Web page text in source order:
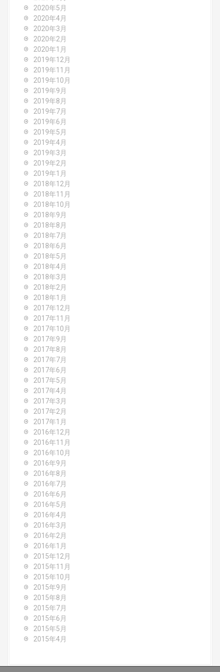
2020年5月
2020年4月
2020年3月
2020年2月
2020年1月
2019年12月
2019年11月
2019年10月
2019年9月
2019年8月
2019年7月
2019年6月
2019年5月
2019年4月
2019年3月
2019年2月
2019年1月
2018年12月
2018年11月
2018年10月
2018年9月
2018年8月
2018年7月
2018年6月
2018年5月
2018年4月
2018年3月
2018年2月
2018年1月
2017年12月
2017年11月
2017年10月
2017年9月
2017年8月
2017年7月
2017年6月
2017年5月
2017年4月
2017年3月
2017年2月
2017年1月
2016年12月
2016年11月
2016年10月
2016年9月
2016年8月
2016年7月
2016年6月
2016年5月
2016年4月
2016年3月
2016年2月
2016年1月
2015年12月
2015年11月
2015年10月
2015年9月
2015年8月
2015年7月
2015年6月
2015年5月
2015年4月